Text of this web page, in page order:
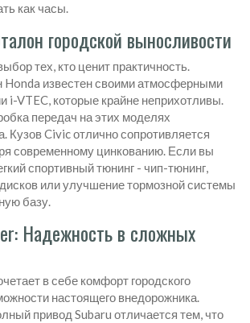
как часы.
городской выносливости
тех, кто ценит практичность.
Honda известен своимиатмосферными
i-VTEC, которые крайне неприхотливы.
передач на этих моделях
Кузов Civic отлично сопротивляется
современному цинкованию. Если вы
спортивный тюнинг - чип-тюнинг,
или улучшение тормозной системы
базу.
Надежность в сложных
в себе комфорт городского
настоящего внедорожника.
привод Subaru отличается тем, что